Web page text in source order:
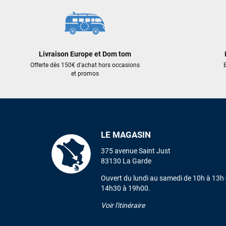
Livraison Europe et Dom tom
Offerte dès 150€ d'achat hors occasions
et promos
LE MAGASIN
375 avenue Saint Just
83130 La Garde
Ouvert du lundi au samedi de 10h à 13h
14h30 à 19h00.
Voir l'itinéraire